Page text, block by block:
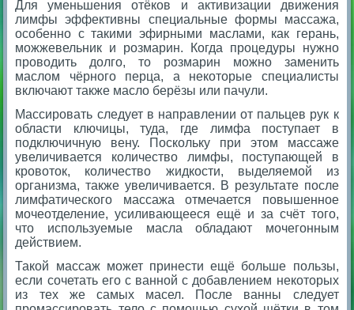
Для уменьшения отёков и активизации движения
лимфы эффективны специальные формы массажа,
особенно с такими эфирными маслами, как герань,
можжевельник и розмарин. Когда процедуры нужно
проводить долго, то розмарин можно заменить
маслом чёрного перца, а некоторые специалисты
включают также масло берёзы или пачули.
Массировать следует в направлении от пальцев рук к
области ключицы, туда, где лимфа поступает в
подключичную вену. Поскольку при этом массаже
увеличивается количество лимфы, поступающей в
кровоток, количество жидкости, выделяемой из
организма, также увеличивается. В результате после
лимфатического массажа отмечается повышенное
мочеотделение, усиливающееся ещё и за счёт того,
что используемые масла обладают мочегонным
действием.
Такой массаж может принести ещё больше пользы,
если сочетать его с ванной с добавлением некоторых
из тех же самых масел. После ванны следует